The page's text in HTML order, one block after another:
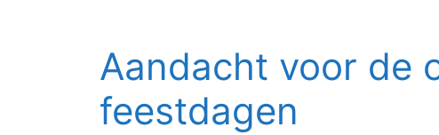
Aandacht voor de
feestdagen